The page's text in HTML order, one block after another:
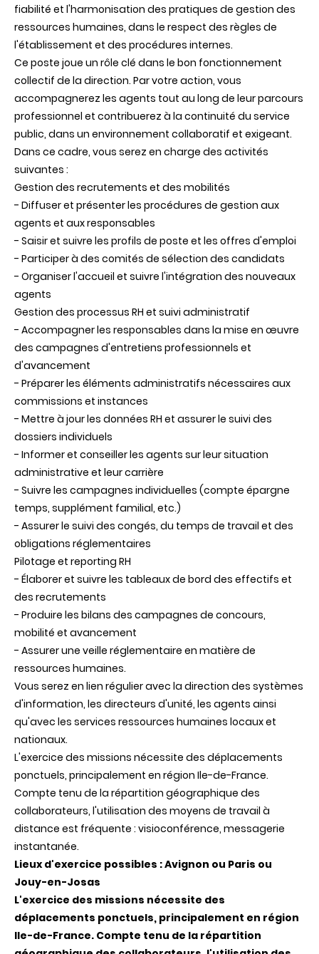
fiabilité et l'harmonisation des pratiques de gestion des
ressources humaines, dans le respect des règles de
l'établissement et des procédures internes.
Ce poste joue un rôle clé dans le bon fonctionnement
collectif de la direction. Par votre action, vous
accompagnerez les agents tout au long de leur parcours
professionnel et contribuerez à la continuité du service
public, dans un environnement collaboratif et exigeant.
Dans ce cadre, vous serez en charge des activités
suivantes :
Gestion des recrutements et des mobilités
- Diffuser et présenter les procédures de gestion aux
agents et aux responsables
- Saisir et suivre les profils de poste et les offres d'emploi
- Participer à des comités de sélection des candidats
- Organiser l'accueil et suivre l'intégration des nouveaux
agents
Gestion des processus RH et suivi administratif
- Accompagner les responsables dans la mise en œuvre
des campagnes d'entretiens professionnels et
d'avancement
- Préparer les éléments administratifs nécessaires aux
commissions et instances
- Mettre à jour les données RH et assurer le suivi des
dossiers individuels
- Informer et conseiller les agents sur leur situation
administrative et leur carrière
- Suivre les campagnes individuelles (compte épargne
temps, supplément familial, etc.)
- Assurer le suivi des congés, du temps de travail et des
obligations réglementaires
Pilotage et reporting RH
- Élaborer et suivre les tableaux de bord des effectifs et
des recrutements
- Produire les bilans des campagnes de concours,
mobilité et avancement
- Assurer une veille réglementaire en matière de
ressources humaines.
Vous serez en lien régulier avec la direction des systèmes
d'information, les directeurs d'unité, les agents ainsi
qu'avec les services ressources humaines locaux et
nationaux.
L'exercice des missions nécessite des déplacements
ponctuels, principalement en région Ile-de-France.
Compte tenu de la répartition géographique des
collaborateurs, l'utilisation des moyens de travail à
distance est fréquente : visioconférence, messagerie
instantanée.
Lieux d'exercice possibles : Avignon ou Paris ou
Jouy-en-Josas
L'exercice des missions nécessite des
déplacements ponctuels, principalement en région
Ile-de-France. Compte tenu de la répartition